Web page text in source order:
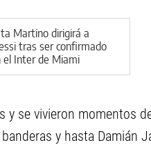
Martino dirigirá a
tras ser confirmado
el Inter de Miami
y se vivieron momentos
y hasta Damián